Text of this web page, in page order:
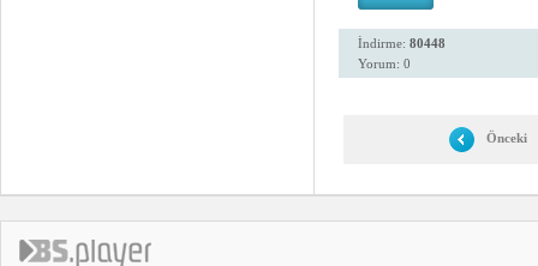
İndirme: 80448
Yorum: 0
Önceki